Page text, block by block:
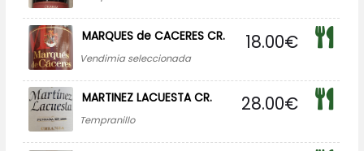
MARQUES de CACERES CR.
Vendimia seleccionada
18.00€
MARTINEZ LACUESTA CR.
Tempranillo
28.00€